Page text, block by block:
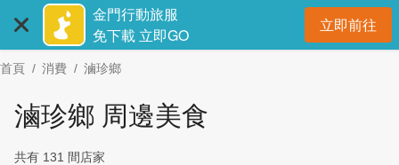
主
要
金門行動旅服
免下載 立即GO
立即前往開
首頁 消費 滷珍鄉
滷珍鄉 周邊美食
共有 131 間店家